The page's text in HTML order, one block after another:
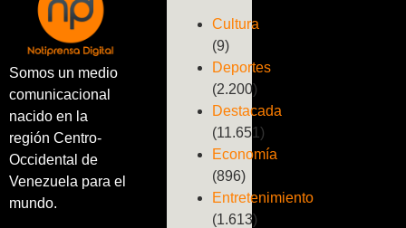
Somos un medio
comunicacional
nacido en la
región Centro-
Occidental de
Venezuela para el
mundo.
Cultura
(9)
Deportes
(2.200)
Destacada
(11.651)
Economía
(896)
Entretenimiento
(1.613)